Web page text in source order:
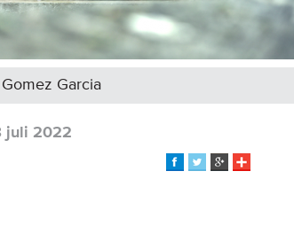
Garcia
juli 2022